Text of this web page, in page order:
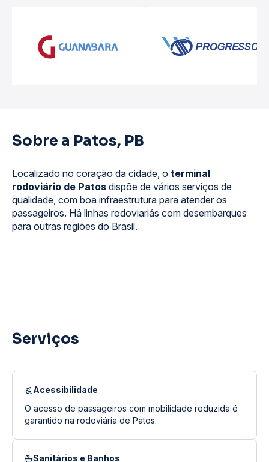
Sobre a Patos, PB
Localizado no coração da cidade, o terminal
rodoviário de Patos dispõe de vários serviços de
qualidade, com boa infraestrutura para atender os
passageiros. Há linhas rodoviariás com desembarques
para outras regiões do Brasil.
Serviços
Acessibilidade
O acesso de passageiros com mobilidade reduzida é
garantido na rodoviária de Patos.
Sanitários e Banhos